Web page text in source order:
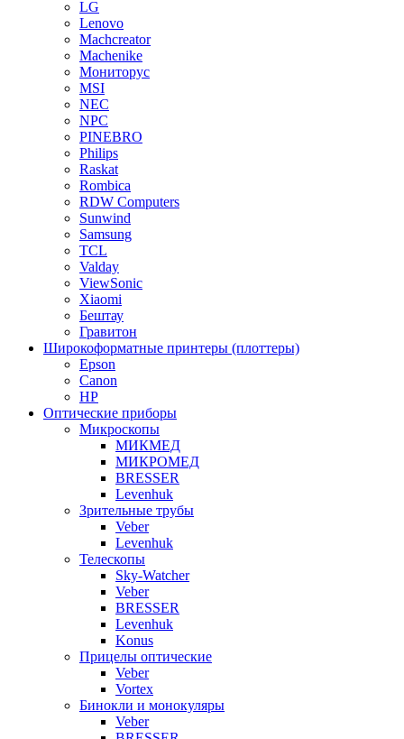
LG
Lenovo
Machcreator
Machenike
Мониторус
MSI
NEC
NPC
PINEBRO
Philips
Raskat
Rombica
RDW Computers
Sunwind
Samsung
TCL
Valday
ViewSonic
Xiaomi
Бештау
Гравитон
Широкоформатные принтеры (плоттеры)
Epson
Canon
HP
Оптические приборы
Микроскопы
МИКМЕД
МИКРОМЕД
BRESSER
Levenhuk
Зрительные трубы
Veber
Levenhuk
Телескопы
Sky-Watcher
Veber
BRESSER
Levenhuk
Konus
Прицелы оптические
Veber
Vortex
Бинокли и монокуляры
Veber